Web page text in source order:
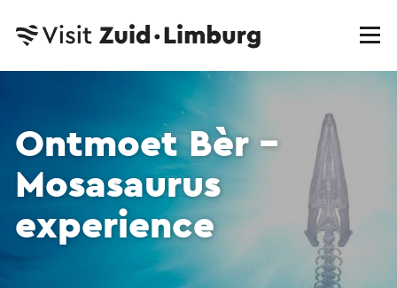
Ontmoet Bèr –
Mosasaurus
experience